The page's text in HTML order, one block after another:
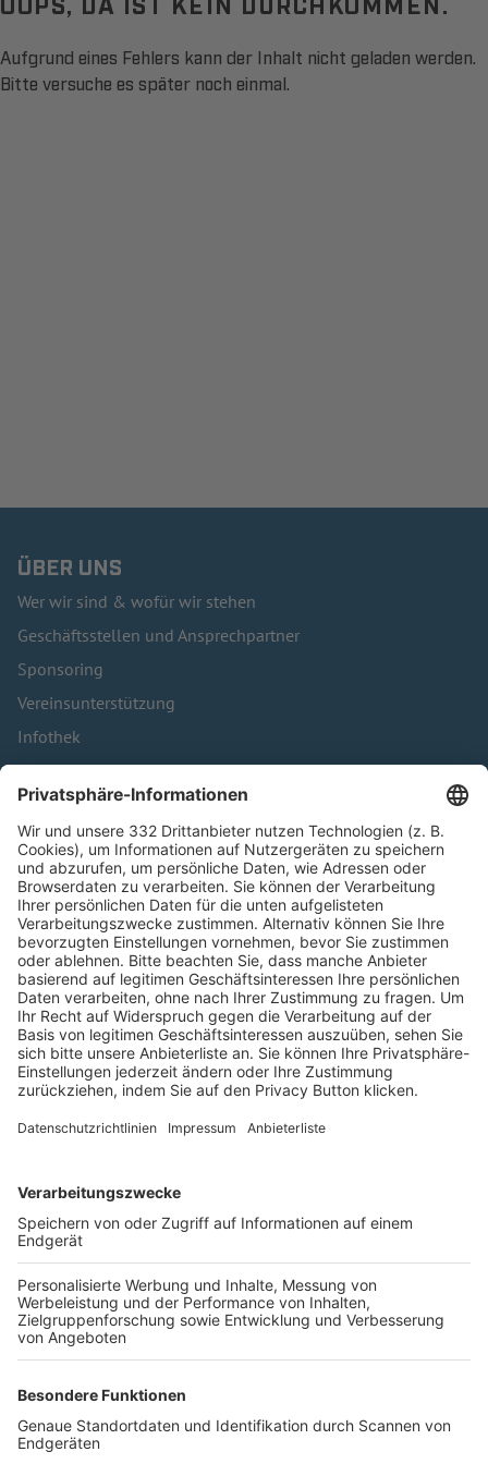
Aufgrund eines Fehlers kann der Inhalt nicht geladen werden.
Bitte versuche es später noch einmal.
ÜBER UNS
Wer wir sind & wofür wir stehen
Geschäftsstellen und Ansprechpartner
Sponsoring
Vereinsunterstützung
Infothek
Kontakt
HÄUFIG BESUCHTE SEITEN
Pässe und Vereinswechsel
Trainerausbildung
Schulungsangebot Vereinsmitarbeiter
BFV-Geschäftsstellen
Trainerbörse
Login SpielPlus
FOLGE DEM BFV
TOP-VEREINE
TOP-PARTNER